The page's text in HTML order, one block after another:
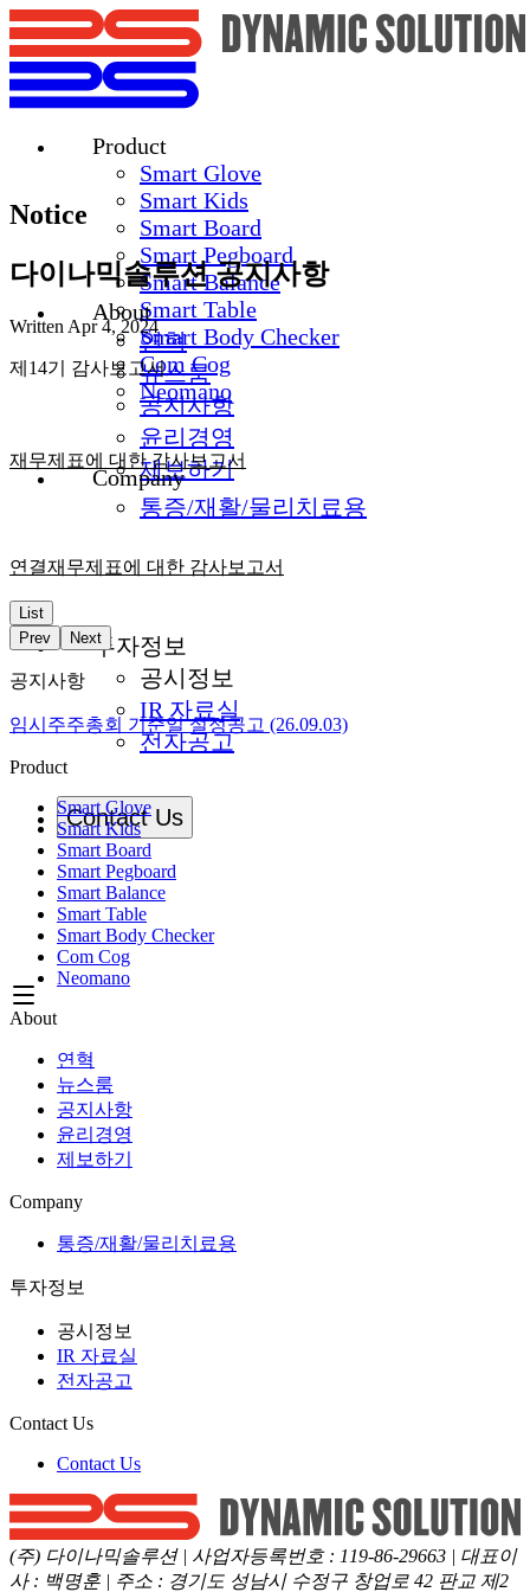
Product
Smart Glove
Smart Kids
Smart Board
Smart Pegboard
Smart Balance
Smart Table
Smart Body Checker
Com Cog
Neomano
About
연혁
뉴스룸
공지사항
윤리경영
제보하기
Company
통증/재활/물리치료용
투자정보
공시정보
IR 자료실
전자공고
Contact Us
Notice
다이나믹솔루션 공지사항
Written Apr 4, 2024
제14기 감사보고서
재무제표에 대한 감사보고서
연결재무제표에 대한 감사보고서
List
Prev
Next
공지사항
임시주주총회 기준일 설정공고 (26.09.03)
Product
Smart Glove
Smart Kids
Smart Board
Smart Pegboard
Smart Balance
Smart Table
Smart Body Checker
Com Cog
Neomano
About
연혁
뉴스룸
공지사항
윤리경영
제보하기
Company
통증/재활/물리치료용
투자정보
공시정보
IR 자료실
전자공고
Contact Us
Contact Us
(주) 다이나믹솔루션| 사업자등록번호: 119-86-29663 | 대표이
사: 백명훈| 주소 : 경기도 성남시 수정구 창업로 42 판교 제2